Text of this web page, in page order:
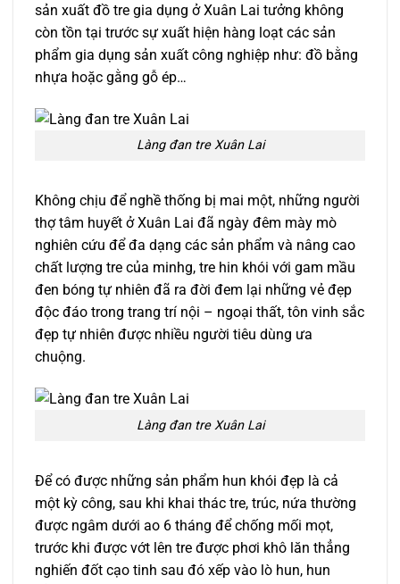
sản xuất đồ tre gia dụng ở Xuân Lai tưởng không
còn tồn tại trước sự xuất hiện hàng loạt các sản
phẩm gia dụng sản xuất công nghiệp như: đồ bằng
nhựa hoặc gằng gỗ ép…
Làng đan tre Xuân Lai
Không chịu để nghề thống bị mai một, những người
thợ tâm huyết ở Xuân Lai đã ngày đêm mày mò
nghiên cứu để đa dạng các sản phẩm và nâng cao
chất lượng tre của minhg, tre hin khói với gam mầu
đen bóng tự nhiên đã ra đời đem lại những vẻ đẹp
độc đáo trong trang trí nội – ngoại thất, tôn vinh sắc
đẹp tự nhiên được nhiều người tiêu dùng ưa
chuộng.
Làng đan tre Xuân Lai
Để có được những sản phẩm hun khói đẹp là cả
một kỳ công, sau khi khai thác tre, trúc, nứa thường
được ngâm dưới ao 6 tháng để chống mối mọt,
trước khi được vớt lên tre được phơi khô lăn thẳng
nghiến đốt cạo tinh sau đó xếp vào lò hun, hun